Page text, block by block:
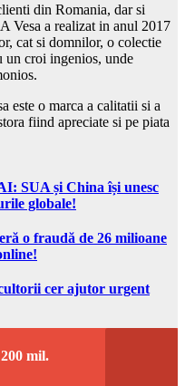
din Romania, dar si
Vesa a realizat in anul 2017
cat si domnilor, o colectie
un croi ingenios, unde
este o marca a calitatii si a
fiind apreciate si pe piata
SUA și China își unesc
globale!
o fraudă de 26 milioane
cer ajutor urgent
mil.